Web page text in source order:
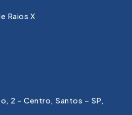
Raios X
2 – Centro, Santos – SP,